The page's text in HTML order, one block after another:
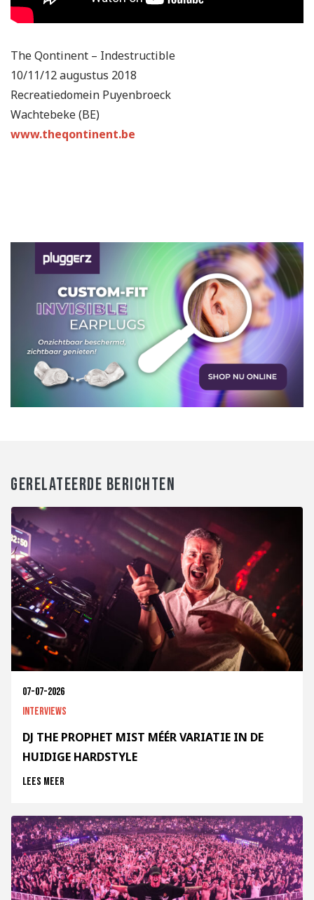
The Qontinent – Indestructible
10/11/12 augustus 2018
Recreatiedomein Puyenbroeck
Wachtebeke (BE)
www.theqontinent.be
GERELATEERDE BERICHTEN
07-07-2026
Interviews
DJ THE PROPHET MIST MÉÉR VARIATIE IN DE
HUIDIGE HARDSTYLE
Lees meer